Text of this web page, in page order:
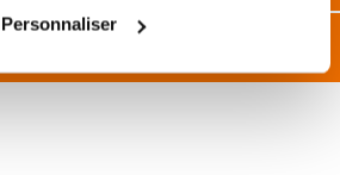
Personnaliser